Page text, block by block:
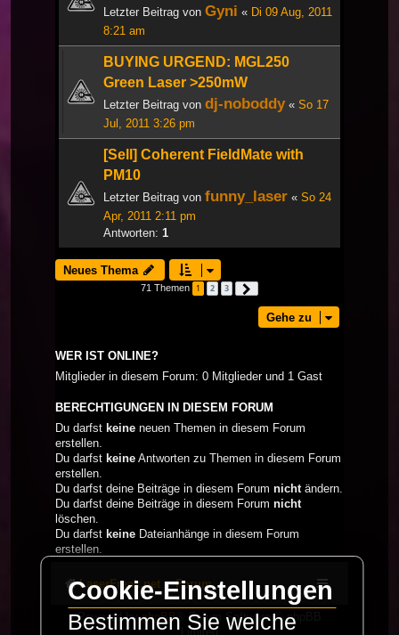
Letzter Beitrag von Gyni « Di 09 Aug, 2011
8:21 am
BUYING URGEND: MGL250
Green Laser >250mW
Letzter Beitrag von dj-noboddy« So 17
Jul, 2011 3:26 pm
[Sell] Coherent FieldMate with
PM10
Letzter Beitrag von funny_laser « So 24
Apr, 2011 2:11 pm
Antworten: 1
Neues Thema
71 Themen 1 2 3
Gehe zu
WER IST ONLINE?
Mitglieder in diesem Forum: 0 Mitglieder und 1 Gast
BERECHTIGUNGEN IN DIESEM FORUM
Du darfst keine neuen Themen in diesem Forum
erstellen.
Du darfst keine Antworten zu Themen in diesem Forum
erstellen.
Du darfst deine Beiträge in diesem Forum nicht ändern.
Du darfst deine Beiträge in diesem Forum nicht
löschen.
Du darfst keine Dateianhänge in diesem Forum
erstellen.
LaserFreak.net Forum
Powered byphpBB® Forum Software © phpBB
Limited
Cookie-Einstellungen
Bestimmen Sie welche